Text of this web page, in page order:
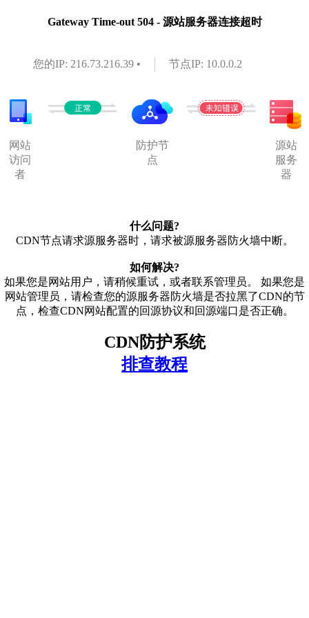
Gateway Time-out 504 - 源站服务器连接超时
您的IP: 216.73.216.39 • 节点IP: 10.0.0.2
网站
访问
者
防护节
点
源站
服务
器
什么问题?
CDN节点请求源服务器时，请求被源服务器防火墙中断。
如何解决?
如果您是网站用户，请稍候重试，或者联系管理员。 如果您是
网站管理员，请检查您的源服务器防火墙是否拉黑了CDN的节
点，检查CDN网站配置的回源协议和回源端口是否正确。
CDN防护系统
排查教程